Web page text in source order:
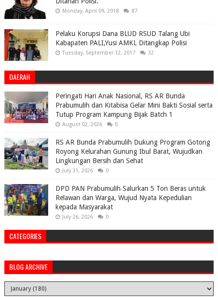
Monday, April 09, 2018 87
Pelaku Korupsi Dana BLUD RSUD Talang Ubi
Kabapaten PALI,Yusi AMKL Ditangkap Polisi
Tuesday, September 12, 2017 32
DAERAH
Peringati Hari Anak Nasional, RS AR Bunda
Prabumulih dan Kitabisa Gelar Mini Bakti Sosial serta
Tutup Program Kampung Bijak Batch 1
August 02, 2026 0
RS AR Bunda Prabumulih Dukung Program Gotong
Royong Kelurahan Gunung Ibul Barat, Wujudkan
Lingkungan Bersih dan Sehat
July 31, 2026 0
DPD PAN Prabumulih Salurkan 5 Ton Beras untuk
Relawan dan Warga, Wujud Nyata Kepedulian
kepada Masyarakat
July 26, 2026 0
CATEGORIES
BLOG ARCHIVE